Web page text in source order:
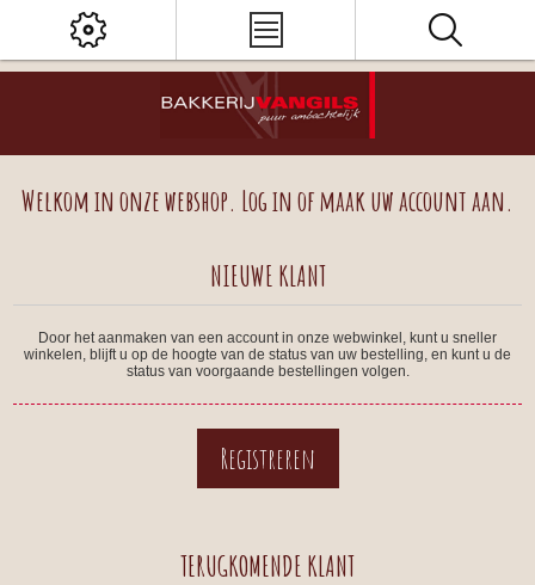
Welkom in onze webshop. Log in of maak uw account aan.
NIEUWE KLANT
Door het aanmaken van een account in onze webwinkel, kunt u sneller
winkelen, blijft u op de hoogte van de status van uw bestelling, en kunt u de
status van voorgaande bestellingen volgen.
TERUGKOMENDE KLANT